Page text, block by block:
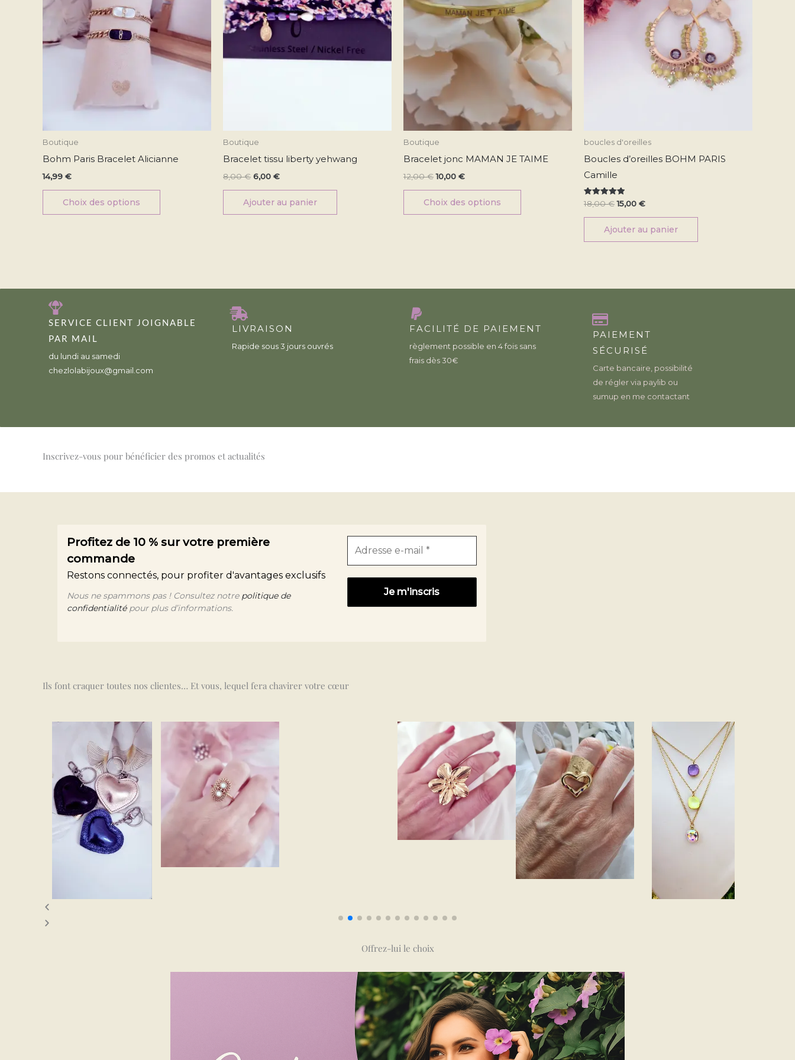
Boutique
Bohm Paris Bracelet Alicianne
14,99 €
Choix des options
options
peuvent
être
choisies
Boutique
Bracelet tissu liberty yehwang
8,00€ 6,00 €
Ajouter au panier
Boutique
Bracelet jonc MAMAN JE TAIME
12,00€ 10,00 €
Choix des options
options
peuvent
être
choisies
sur
page
du
boucles d'oreilles
Boucles d’oreilles BOHM PARIS
Camille
Note
5.00
sur 5
18,00€ 15,00 €
Ajouter au panier
SERVICE CLIENT JOIGNABLE
PAR MAIL
du lundi au samedi
chezlolabijoux@gmail.com
LIVRAISON
Rapide sous 3 jours ouvrés
FACILITÉ DE PAIEMENT
règlement possible en 4 fois sans
frais dès 30€
PAIEMENT
SÉCURISÉ
Carte bancaire, possibilité
de régler via paylib ou
sumup en me contactant
Inscrivez-vous pour bénéficier des promos et actualités
Profitez de 10 % sur votre première
commande
Restons connectés, pour profiter d'avantages exclusifs
Nous ne spammons pas ! Consultez notre politique de
confidentialitépour plus d’informations.
Ils font craquer toutes nos clientes… Et vous, lequel fera chavirer votre cœur
Offrez-lui le choix